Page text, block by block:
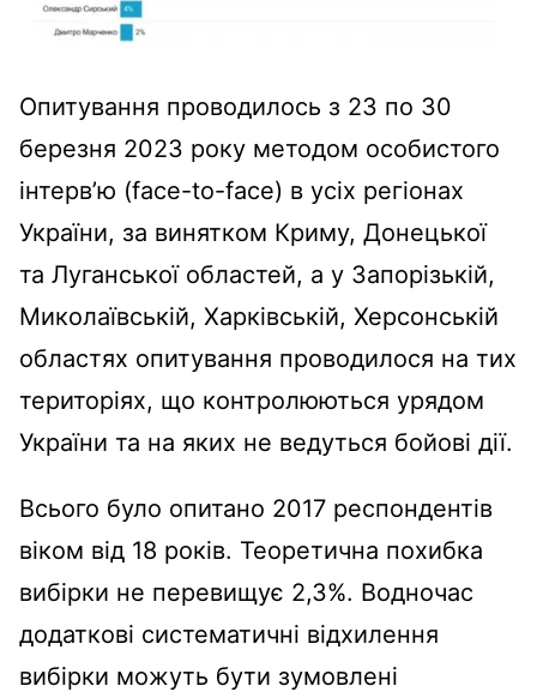
Опитування проводилось з 23 по 30
березня 2023 року методом особистого
інтерв’ю (face-to-face) в усіх регіонах
України, за винятком Криму, Донецької
та Луганської областей, а у Запорізькій,
Миколаївській, Харківській, Херсонській
областях опитування проводилося на тих
територіях, що контролюються урядом
України та на яких не ведуться бойові дії.
Всього було опитано 2017 респондентів
віком від 18 років. Теоретична похибка
вибірки не перевищує 2,3%. Водночас
додаткові систематичні відхилення
вибірки можуть бути зумовлені